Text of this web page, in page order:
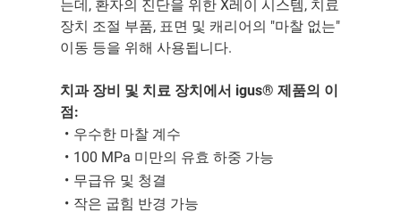
는데, 환자의 진단을 위한 X레이 시스템, 치료
장치 조절 부품, 표면 및 캐리어의 "마찰 없는"
이동 등을 위해 사용됩니다.
치과 장비 및 치료 장치에서 igus® 제품의 이
점:
우수한 마찰 계수
100 MPa 미만의 유효 하중 가능
무급유 및 청결
작은 굽힘 반경 가능